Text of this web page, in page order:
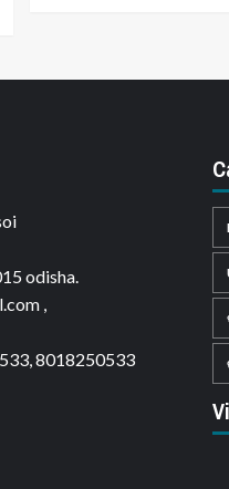
odisha.
,
8018250533